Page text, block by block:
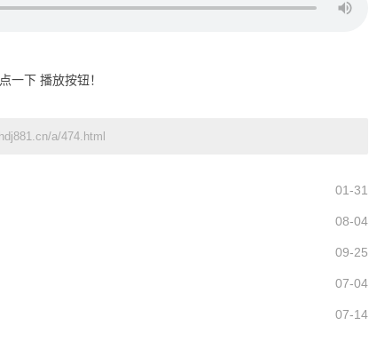
一下 播放按钮！
a/474.html
01-31
08-04
09-25
07-04
07-14